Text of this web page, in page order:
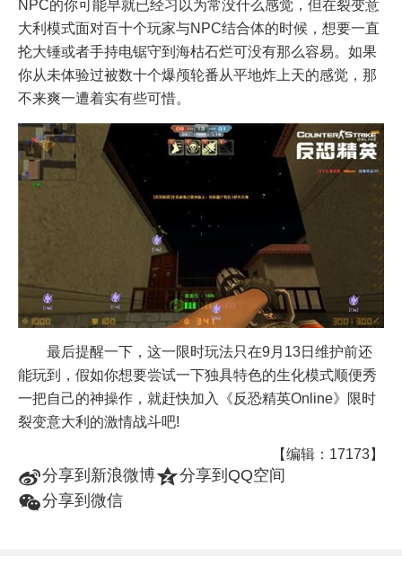
NPC的你可能早就已经习以为常没什么感觉，但在裂变意
大利模式面对百十个玩家与NPC结合体的时候，想要一直
抡大锤或者手持电锯守到海枯石烂可没有那么容易。如果
你从未体验过被数十个爆颅轮番从平地炸上天的感觉，那
不来爽一遭着实有些可惜。
最后提醒一下，这一限时玩法只在9月13日维护前还
能玩到，假如你想要尝试一下独具特色的生化模式顺便秀
一把自己的神操作，就赶快加入《反恐精英Online》限时
裂变意大利的激情战斗吧!
【编辑：17173】
t分享到新浪微博z分享到QQ空间
w分享到微信